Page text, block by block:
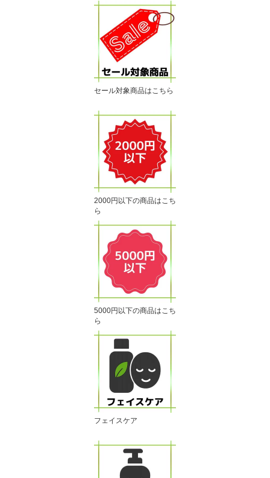
セール対象商品はこちら
2000円以下の商品はこち
ら
5000円以下の商品はこち
ら
フェイスケア